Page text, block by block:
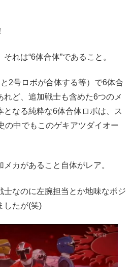
れは“6体合体”であること。
2号ロボが合体する等）で6体合
ど、追加戦士も含めた6つのメ
となる純粋な6体合体ロボは、ス
の中でもこのゲキアツダイオー
カがあること自体がレア。
士なのに左腕担当とか地味なポジ
したが(笑)